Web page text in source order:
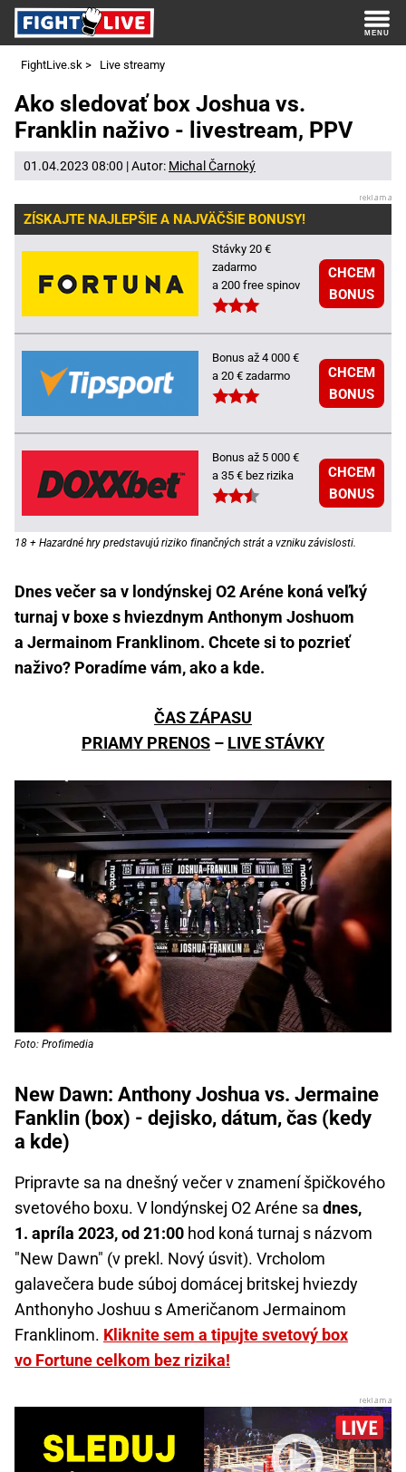
FightLive.sk > Live streamy
Ako sledovať box Joshua vs.
Franklin naživo - livestream, PPV
01.04.2023 08:00 | Autor: Michal Čarnoký
ZÍSKAJTE NAJLEPŠIE A NAJVÄČŠIE BONUSY!
Stávky 20 €
zadarmo
a 200 free spinov
CHCEM
BONUS
Bonus až 4 000 €
a 20 € zadarmo
CHCEM
BONUS
Bonus až 5 000 €
a 35 € bez rizika
CHCEM
BONUS
18 + Hazardné hry predstavujú riziko finančných strát a vzniku závislosti.
Dnes večer sa v londýnskej O2 Aréne koná veľký
turnaj v boxe s hviezdnym Anthonym Joshuom
a Jermainom Franklinom. Chcete si to pozrieť
naživo? Poradíme vám, ako a kde.
ČAS ZÁPASU
PRIAMY PRENOS – LIVE STÁVKY
Foto: Profimedia
New Dawn: Anthony Joshua vs. Jermaine
Fanklin (box) - dejisko, dátum, čas (kedy
a kde)
Pripravte sa na dnešný večer v znamení špičkového
svetového boxu. V londýnskej O2 Aréne sa dnes,
1. apríla 2023, od 21:00 hod koná turnaj s názvom
"New Dawn" (v prekl. Nový úsvit). Vrcholom
galavečera bude súboj domácej britskej hviezdy
Anthonyho Joshuu s Američanom Jermainom
Franklinom. Kliknite sem a tipujte svetový box
vo Fortune celkom bez rizika!